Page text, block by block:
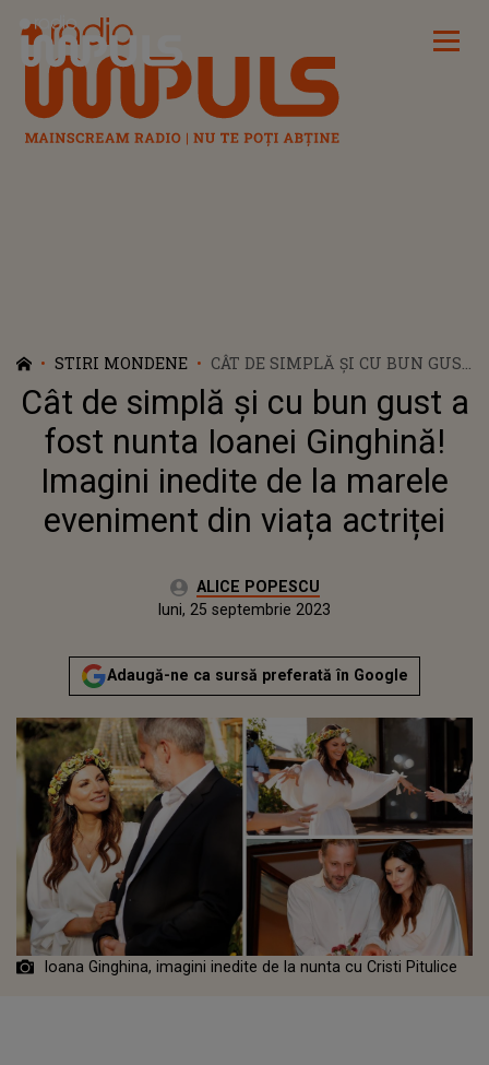
Radio Impuls
STIRI MONDENE
CÂT DE SIMPLĂ ȘI CU BUN GUST
A FOST NUNTA IOANEI
GINGHINĂ! IMAGINI INEDITE
DE LA MARELE EVENIMENT DIN
VIAȚA ACTRIȚEI
Cât de simplă și cu bun gust a
fost nunta Ioanei Ginghină!
Imagini inedite de la marele
eveniment din viața actriței
Autor:ALICE POPESCU
luni, 25 septembrie 2023Actualizat:
luni, 25 septembrie 2023
Adaugă-ne ca sursă preferată în Google
Ioana Ginghina, imagini inedite de la nunta cu Cristi Pitulice